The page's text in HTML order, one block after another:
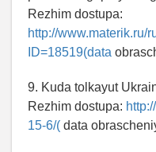
Rezhim dostupa:
http://www.materik.ru/
ID=18519(data
9. Kuda tolkayut
Rezhim dostupa:
15-6/( data